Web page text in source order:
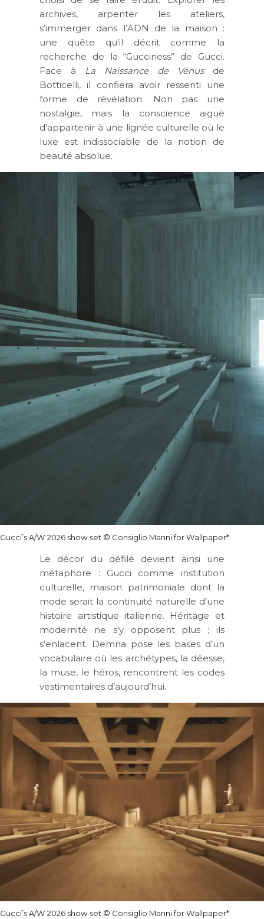
archives, arpenter les ateliers,
s’immerger dans l’ADN de la maison :
une quête qu’il décrit comme la
recherche de la “Gucciness” de Gucci.
Face à
La Naissance de Vénusde
Botticelli, il confiera avoir ressenti une
forme de révélation. Non pas une
nostalgie, mais la conscience aiguë
d’appartenir à une lignée culturelle où le
luxe est indissociable de la notion de
beauté absolue.
Gucci’s A/W 2026 show set © Consiglio Manni for Wallpaper*
Le décor du défilé devient ainsi une
métaphore : Gucci comme institution
culturelle, maison patrimoniale dont la
mode serait la continuité naturelle d’une
histoire artistique italienne. Héritage et
modernité ne s’y opposent plus ; ils
s’enlacent. Demna pose les bases d’un
vocabulaire où les archétypes, la déesse,
la muse, le héros, rencontrent les codes
vestimentaires d’aujourd’hui.
Gucci’s A/W 2026 show set © Consiglio Manni for Wallpaper*